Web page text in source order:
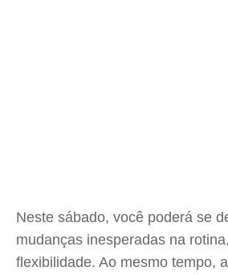
Neste sábado, você poderá se
mudanças inesperadas na
flexibilidade. Ao mesmo tempo,